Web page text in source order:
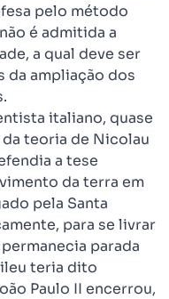
pelo método
é admitida a
a qual deve ser
da ampliação dos
italiano, quase
teoria de Nicolau
a tese
da terra em
pela Santa
para se livrar
parada
teria dito
Paulo II encerrou,